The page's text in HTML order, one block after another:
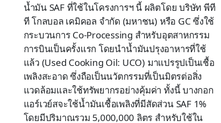
น้ำมัน SAF ที่ใช้ในโครงการฯ นี้ ผลิตโดย บริษัท พีที
ที โกลบอล เคมิคอล จำกัด (มหาชน) หรือ GC ซึ่งใช้
กระบวนการ Co-Processing สำหรับอุตสาหกรรม
การบินเป็นครั้งแรก โดยนำน้ำมันปรุงอาหารที่ใช้
แล้ว (Used Cooking Oil: UCO) มาแปรรูปเป็นเชื้อ
เพลิงสะอาด ซึ่งถือเป็นนวัตกรรมที่เป็นมิตรต่อสิ่ง
แวดล้อมและใช้ทรัพยากรอย่างคุ้มค่า ทั้งนี้ บางกอก
แอร์เวย์สจะใช้น้ำมันเชื้อเพลิงที่มีสัดส่วน SAF 1%
โดยมีปริมาณรวม 5,000,000 ลิตร สำหรับใช้ใน